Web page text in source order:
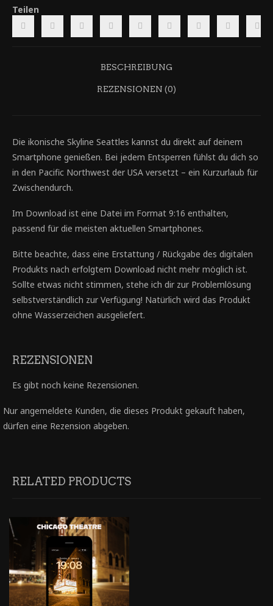
Teilen
BESCHREIBUNG
REZENSIONEN (0)
Die ikonische Skyline Seattles kannst du direkt auf deinem
Smartphone genießen. Bei jedem Entsperren fühlst du dich so
in den Pacific Northwest der USA versetzt – ein Kurzurlaub für
Zwischendurch.
Im Download ist eine Datei im Format 9:16 enthalten,
passend für die meisten aktuellen Smartphones.
Bitte beachte, dass eine Erstattung / Rückgabe des digitalen
Produkts nach erfolgtem Download nicht mehr möglich ist.
Sollte etwas nicht stimmen, stehe ich dir zur Problemlösung
selbstverständlich zur Verfügung! Natürlich wird das Produkt
ohne Wasserzeichen ausgeliefert.
REZENSIONEN
Es gibt noch keine Rezensionen.
Nur angemeldete Kunden, die dieses Produkt gekauft haben,
dürfen eine Rezension abgeben.
RELATED PRODUCTS